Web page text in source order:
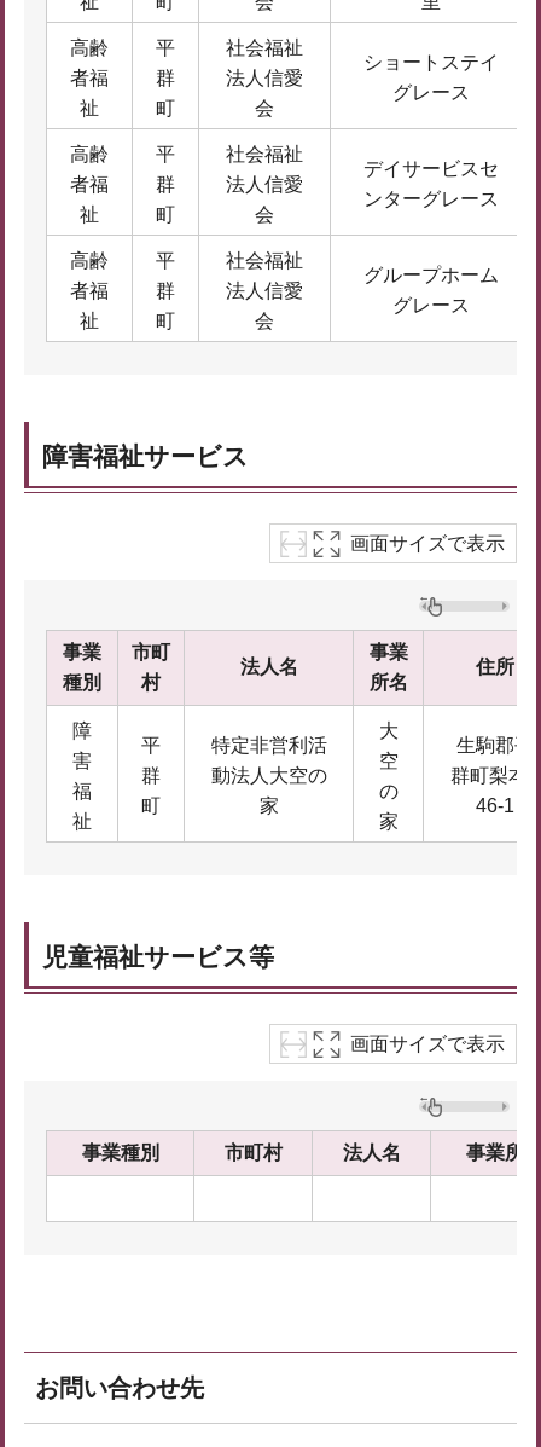
高齢
者福
祉
平
群
町
社会福祉
法人信愛
会
ショートステイ
グレース
高齢
者福
祉
平
群
町
社会福祉
法人信愛
会
デイサービスセ
ンターグレース
高齢
者福
祉
平
群
町
社会福祉
法人信愛
会
グループホーム
グレース
障害福祉サービス
画面サイズで表示
事業
種別
市町
村
法人名
事業
所名
住所
障
害
福
祉
平
群
町
特定非営利活
動法人大空の
家
大
空
の
家
生駒郡平
群町梨本5
46-1
児童福祉サービス等
画面サイズで表示
事業種別 市町村 法人名 事業所
お問い合わせ先